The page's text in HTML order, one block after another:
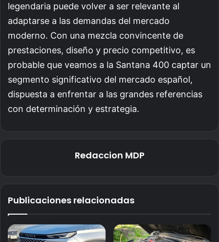
legendaria puede volver a ser relevante al
adaptarse a las demandas del mercado
moderno. Con una mezcla convincente de
prestaciones, diseño y precio competitivo, es
probable que veamos a la Santana 400 captar un
segmento significativo del mercado español,
dispuesta a enfrentar a las grandes referencias
con determinación y estrategia.
Redaccion MDP
Publicaciones relacionadas